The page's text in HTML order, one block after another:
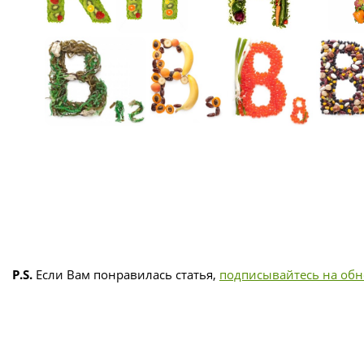
P.S. Если Вам понравилась статья, подписывайтесь на